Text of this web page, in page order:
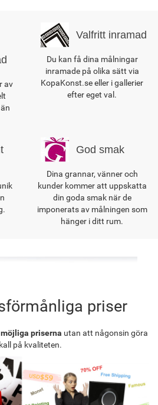
av
Valfritt inramad
Du kan få dina målningar
inramade på olika sätt via
KopaKonst.se eller i gallerier
efter eget val.
God smak
Dina grannar, vänner och
kunder kommer att uppskatta
din goda smak när de
imponerats av målningen som
hänger i ditt rum.
priser
priserna utan att någonsin göra
på kvaliteten.